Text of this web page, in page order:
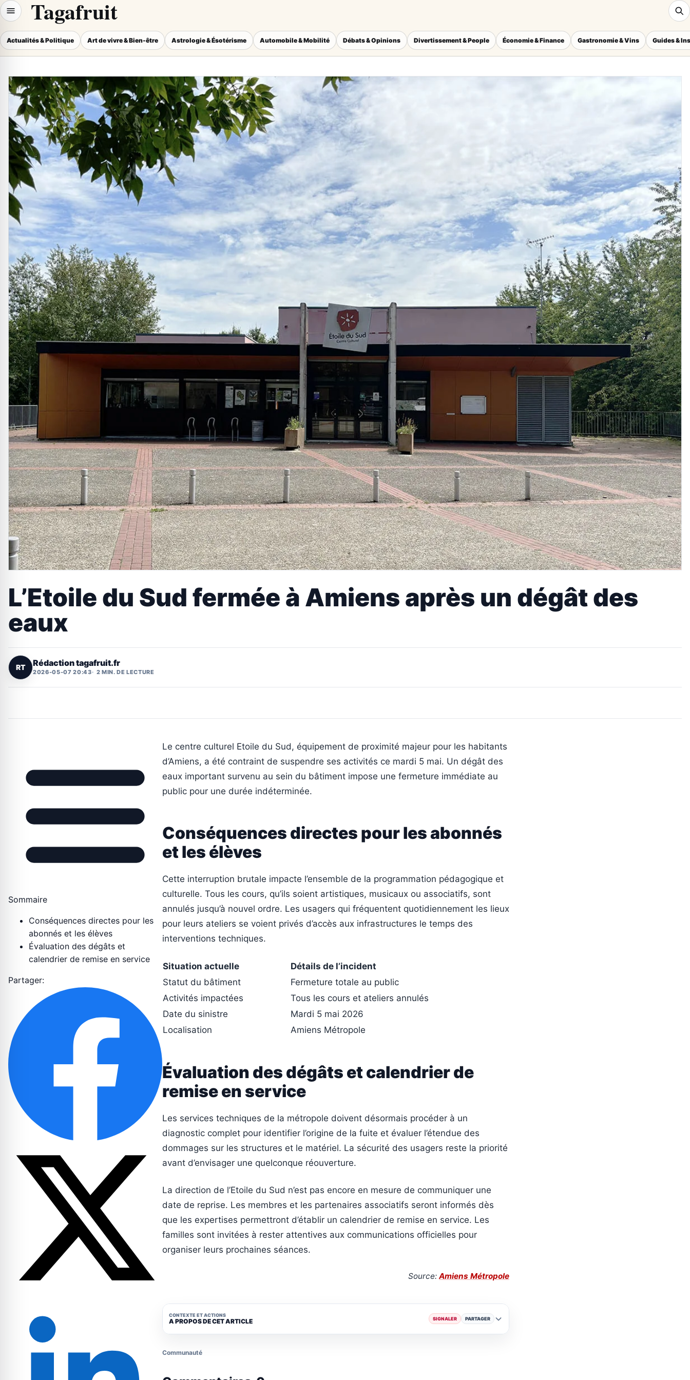
Tagafruit
Actualités & Politique Art de vivre & Bien-être Astrologie & Ésotérisme Automobile & Mobilité Débats & Opinions Divertissement & People Économie & Finance Gastronomie & Vins Guides &
L’Etoile du Sud fermée à Amiens après un dégât des
eaux
RT Rédaction tagafruit.fr
2026-05-07 20:43 2 MIN. DE LECTURE
Sommaire
Conséquences directes pour les
abonnés et les élèves
Évaluation des dégâts et
calendrier de remise en service
Partager:
Le centre culturel Etoile du Sud, équipement de proximité majeur pour les habitants
d’Amiens, a été contraint de suspendre ses activités ce mardi 5 mai. Un dégât des
eaux important survenu au sein du bâtiment impose une fermeture immédiate au
public pour une durée indéterminée.
Conséquences directes pour les abonnés
et les élèves
Cette interruption brutale impacte l’ensemble de la programmation pédagogique et
culturelle. Tous les cours, qu’ils soient artistiques, musicaux ou associatifs, sont
annulés jusqu’à nouvel ordre. Les usagers qui fréquentent quotidiennement les lieux
pour leurs ateliers se voient privés d’accès aux infrastructures le temps des
interventions techniques.
Situation actuelle
Détails de l’incident
Statut du bâtiment
Fermeture totale au public
Activités impactées
Tous les cours et ateliers annulés
Date du sinistre
Mardi 5 mai 2026
Localisation
Amiens Métropole
Évaluation des dégâts et calendrier de
remise en service
Les services techniques de la métropole doivent désormais procéder à un
diagnostic complet pour identifier l’origine de la fuite et évaluer l’étendue des
dommages sur les structures et le matériel. La sécurité des usagers reste la priorité
avant d’envisager une quelconque réouverture.
La direction de l’Etoile du Sud n’est pas encore en mesure de communiquer une
date de reprise. Les membres et les partenaires associatifs seront informés dès
que les expertises permettront d’établir un calendrier de remise en service. Les
familles sont invitées à rester attentives aux communications officielles pour
organiser leurs prochaines séances.
Source: Amiens Métropole
CONTEXTE ET ACTIONS
A PROPOS DE CET ARTICLE SIGNALER PARTAGER
Communauté